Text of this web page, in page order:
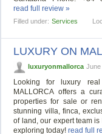
read full review »
Filled under: Services
LUXURY ON
luxuryonmallorca June
Looking for luxury
MALLORCA offers a
properties for sale or
stunning villa, finca,
of land, our expert team
exploring today!read full